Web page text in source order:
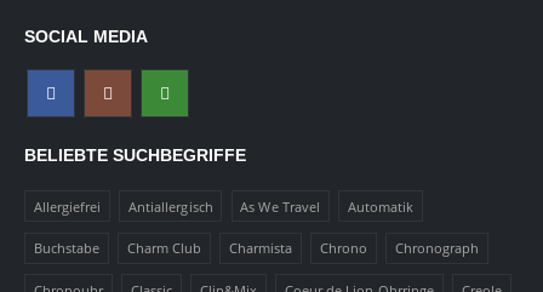
SOCIAL MEDIA
BELIEBTE SUCHBEGRIFFE
Allergiefrei Antiallergisch As We Travel Automatik
Buchstabe Charm Club Charmista Chrono Chronograph